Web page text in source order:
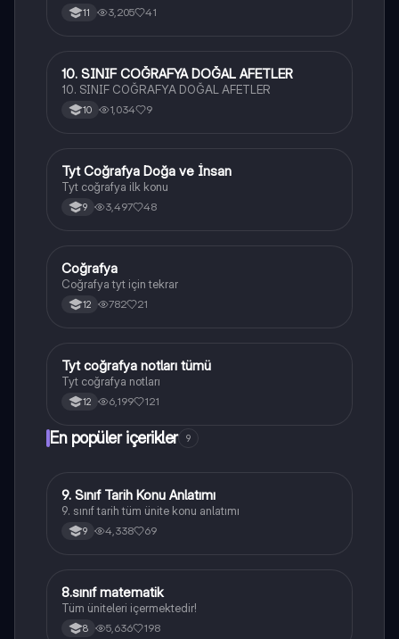
11 3,205 41
Coğrafya
10. SINIF COĞRAFYA DOĞAL AFETLER
10. SINIF COĞRAFYA DOĞAL AFETLER
10 1,034 9
Coğrafya
Tyt Coğrafya Doğa ve İnsan
Tyt coğrafya ilk konu
9 3,497 48
Coğrafya
Coğrafya
Coğrafya tyt için tekrar
12 782 21
Coğrafya
Tyt coğrafya notları tümü
Tyt coğrafya notları
12 6,199 121
En popüler içerikler 9
Tarih
9. Sınıf Tarih Konu Anlatımı
9. sınıf tarih tüm ünite konu anlatımı
9 4,338 69
Matematik
8.sınıf matematik
Tüm üniteleri içermektedir!
8 5,636 198